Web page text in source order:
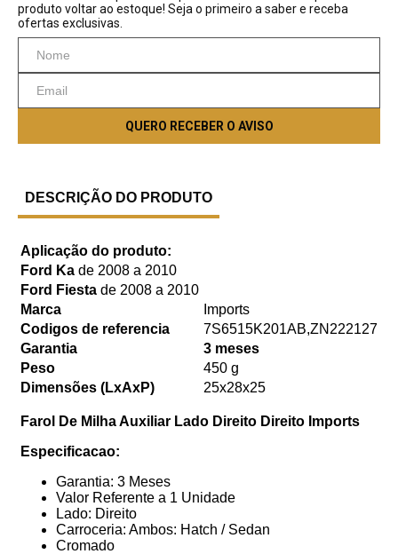
DESCRIÇÃO DO PRODUTO
Aplicação do produto:
Ford Ka de 2008 a 2010
Ford Fiesta de 2008 a 2010
Marca
Imports
Codigos de referencia
7S6515K201AB,ZN222127
Garantia
3 meses
Peso
450 g
Dimensões (LxAxP)
25x28x25
Farol De Milha Auxiliar Lado Direito Direito Imports
Especificacao:
Garantia: 3 Meses
Valor Referente a 1 Unidade
Lado: Direito
Carroceria: Ambos: Hatch / Sedan
Cromado